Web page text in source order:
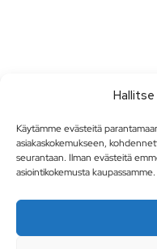
Käytämme evästeitä
asiakaskokemukseen,
seurantaan. Ilman evästeitä
asiointikokemusta kaupassamme.